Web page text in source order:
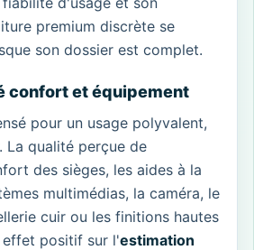
premium discrète se
son dossier est complet.
confort et équipement
pour un usage polyvalent,
La qualité perçue de
des sièges, les aides à la
multimédias, la caméra, le
cuir ou les finitions hautes
effet positif sur l'estimation